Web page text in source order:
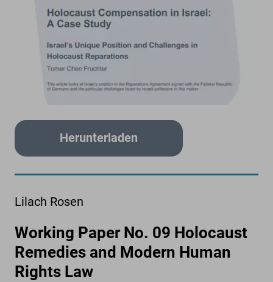
Herunterladen
Working Paper No. 09 Holocaust
Remedies and Modern Human
Rights Law
Lilach Rosen